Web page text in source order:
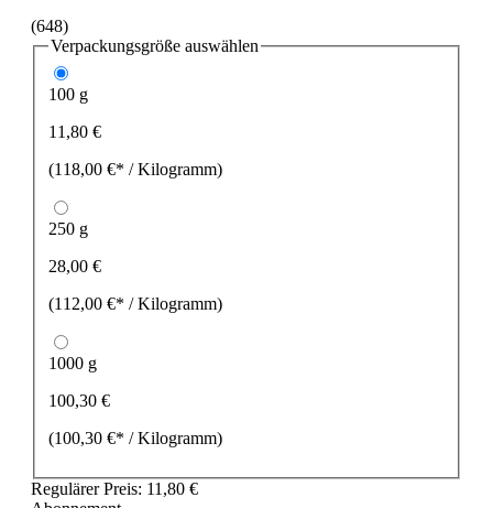
(648)
Verpackungsgröße auswählen
100 g
11,80 €
(118,00 €* / Kilogramm)
250 g
28,00 €
(112,00 €* / Kilogramm)
1000 g
100,30 €
(100,30 €* / Kilogramm)
Regulärer Preis: 11,80 €